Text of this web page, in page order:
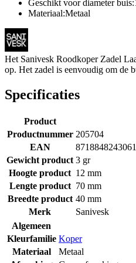
Geschikt voor diameter
Materiaal:Metaal
Het Sanivesk Roodkoper Zadel
op. Het zadel is eenvoudig om de
Specificaties
Product
Productnummer 205704
EAN
8718848243061
Gewicht product 3 gr
Hoogte product 12 mm
Lengte product 70 mm
Breedte product 40 mm
Merk
Sanivesk
Algemeen
Kleurfamilie Koper
Materiaal
Metaal